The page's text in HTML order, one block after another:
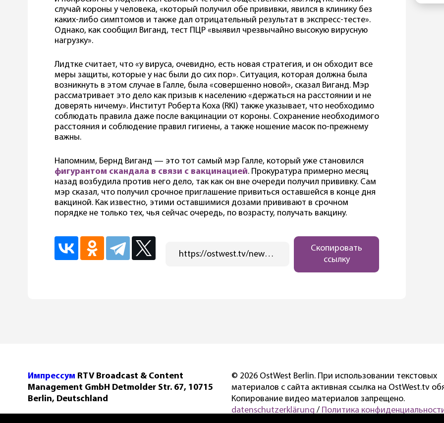
случай короны у человека, «который получил обе прививки, явился в клинику без
каких-либо симптомов и также дал отрицательный результат в экспресс-тесте».
Однако, как сообщил Виганд, тест ПЦР «выявил чрезвычайно высокую вирусную
нагрузку».
Лидтке считает, что «у вируса, очевидно, есть новая стратегия, и он обходит все
меры защиты, которые у нас были до сих пор». Ситуация, которая должна была
возникнуть в этом случае в Галле, была «совершенно новой», сказал Виганд. Мэр
рассматривает это дело как призыв к населению «держаться на расстоянии и не
доверять ничему». Институт Роберта Коха (RKI) также указывает, что необходимо
соблюдать правила даже после вакцинации от короны. Сохранение необходимого
расстояния и соблюдение правил гигиены, а также ношение масок по-прежнему
важны.
Напомним, Бернд Виганд — это тот самый мэр Галле, который уже становился
фигурантом скандала в связи с вакцинацией. Прокуратура примерно месяц
назад возбудила против него дело, так как он вне очереди получил прививку. Сам
мэр сказал, что получил срочное приглашение привиться оставшейся в конце дня
вакциной. Как известно, этими оставшимися дозами прививают в срочном
порядке не только тех, чья сейчас очередь, по возрасту, получать вакцину.
https://ostwest.tv/news/v-galle-privityj-stal-superrasprostranitelem-kovida/
Скопировать
ссылку
Импрессум RTV Broadcast & Content
Management GmbH Detmolder Str. 67, 10715
Berlin, Deutschland
© 2026 OstWest Berlin. При использовании текстовых
материалов с сайта активная ссылка на OstWest.tv
Копирование видео материалов запрещено.
datenschutzerklärung / Политика